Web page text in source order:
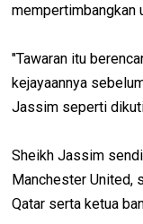
mempertimbangkan
"Tawaran itu
kejayaannya
Jassim seperti
Sheikh Jassim
Manchester United,
Qatar serta ketua